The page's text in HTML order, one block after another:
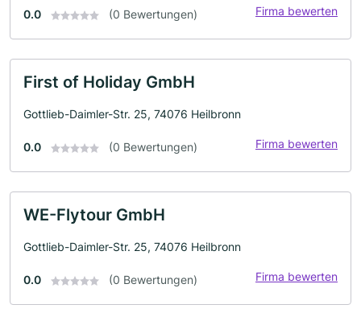
0.0 (0 Bewertungen) Firma bewerten
First of Holiday GmbH
Gottlieb-Daimler-Str. 25, 74076 Heilbronn
0.0 (0 Bewertungen) Firma bewerten
WE-Flytour GmbH
Gottlieb-Daimler-Str. 25, 74076 Heilbronn
0.0 (0 Bewertungen) Firma bewerten